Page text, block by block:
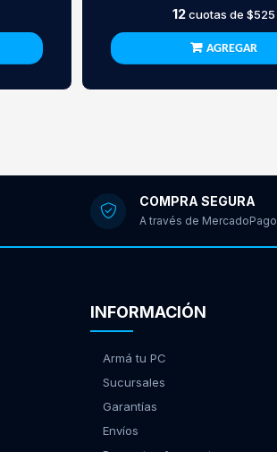
12cuotas de $525
AGREGAR
COMPRA SEGURA
A través de MercadoPago
INFORMACIÓN
Armá tu PC
Sucursales
Garantías
Envíos